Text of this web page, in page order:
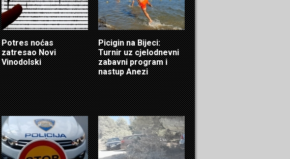
Potres noćas
zatresao Novi
Vinodolski
Picigin na Bijeci:
Turnir uz cjelodnevni
zabavni program i
nastup Anezi